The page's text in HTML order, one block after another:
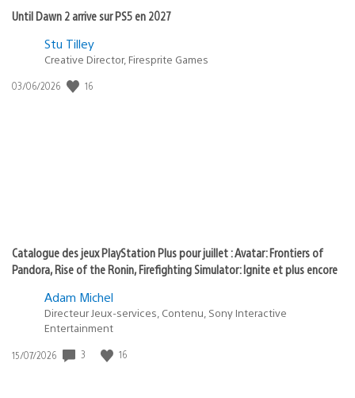
Until Dawn 2 arrive sur PS5 en 2027
Postée
:
state
Stu Tilley
Creative Director, Firesprite Games
Date
03/06/2026 16
Catalogue des jeux PlayStation Plus pour juillet : Avatar: Frontiers of
Pandora, Rise of the Ronin, Firefighting Simulator: Ignite et plus encore
Adam Michel
Directeur Jeux-services, Contenu, Sony Interactive
Entertainment
Date
15/07/2026 3 16